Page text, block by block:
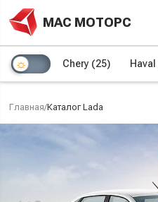
МАС МОТОРС
Chery (25) Haval
Главная/Каталог Lada